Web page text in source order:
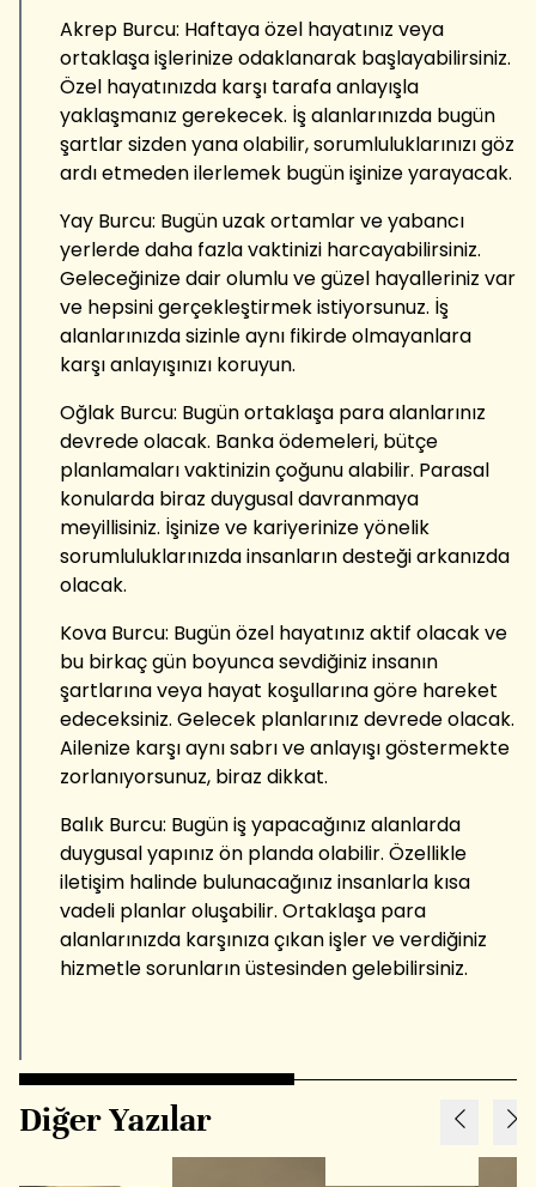
Akrep Burcu: Haftaya özel hayatınız veya
ortaklaşa işlerinize odaklanarak başlayabilirsiniz.
Özel hayatınızda karşı tarafa anlayışla
yaklaşmanız gerekecek. İş alanlarınızda bugün
şartlar sizden yana olabilir, sorumluluklarınızı göz
ardı etmeden ilerlemek bugün işinize yarayacak.
Yay Burcu: Bugün uzak ortamlar ve yabancı
yerlerde daha fazla vaktinizi harcayabilirsiniz.
Geleceğinize dair olumlu ve güzel hayalleriniz var
ve hepsini gerçekleştirmek istiyorsunuz. İş
alanlarınızda sizinle aynı fikirde olmayanlara
karşı anlayışınızı koruyun.
Oğlak Burcu: Bugün ortaklaşa para alanlarınız
devrede olacak. Banka ödemeleri, bütçe
planlamaları vaktinizin çoğunu alabilir. Parasal
konularda biraz duygusal davranmaya
meyillisiniz. İşinize ve kariyerinize yönelik
sorumluluklarınızda insanların desteği arkanızda
olacak.
Kova Burcu: Bugün özel hayatınız aktif olacak ve
bu birkaç gün boyunca sevdiğiniz insanın
şartlarına veya hayat koşullarına göre hareket
edeceksiniz. Gelecek planlarınız devrede olacak.
Ailenize karşı aynı sabrı ve anlayışı göstermekte
zorlanıyorsunuz, biraz dikkat.
Balık Burcu: Bugün iş yapacağınız alanlarda
duygusal yapınız ön planda olabilir. Özellikle
iletişim halinde bulunacağınız insanlarla kısa
vadeli planlar oluşabilir. Ortaklaşa para
alanlarınızda karşınıza çıkan işler ve verdiğiniz
hizmetle sorunların üstesinden gelebilirsiniz.
Diğer Yazılar